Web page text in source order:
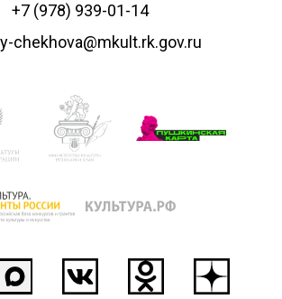
+7 (978) 939-01-14
chekhova@mkult.rk.gov.ru